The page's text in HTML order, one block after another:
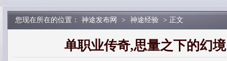
您现在所在的位置： 神途发布网 > 神途经验 > 正文
单职业传奇,思量之下的幻